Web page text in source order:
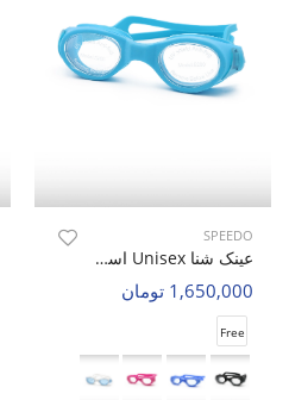
SPEEDO
عینک شنا Unisex اسپیدو Glide Vision U
1,650,000 تومان
Free